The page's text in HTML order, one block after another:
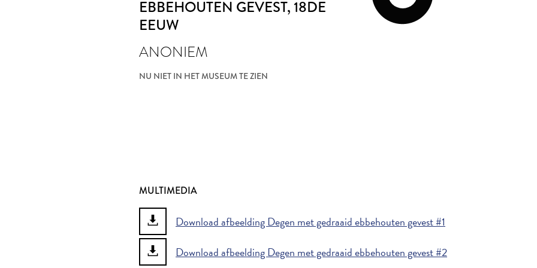
EBBEHOUTEN GEVEST, 18DE
EEUW
ANONIEM
NU NIET IN HET MUSEUM TE ZIEN
MULTIMEDIA
Download afbeelding Degen met gedraaid ebbehouten gevest #1
Download afbeelding Degen met gedraaid ebbehouten gevest #2